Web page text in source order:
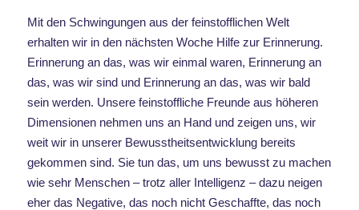
Mit den Schwingungen aus der feinstofflichen Welt
erhalten wir in den nächsten Woche Hilfe zur Erinnerung.
Erinnerung an das, was wir einmal waren, Erinnerung an
das, was wir sind und Erinnerung an das, was wir bald
sein werden. Unsere feinstoffliche Freunde aus höheren
Dimensionen nehmen uns an Hand und zeigen uns, wir
weit wir in unserer Bewusstheitsentwicklung bereits
gekommen sind. Sie tun das, um uns bewusst zu machen
wie sehr Menschen – trotz aller Intelligenz – dazu neigen
eher das Negative, das noch nicht Geschaffte, das noch